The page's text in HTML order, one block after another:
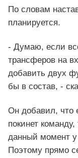
По словам
планируется.
- Думаю, если
трансферов на
добавить двух
бы в состав, -
Он добавил, что
покинет
данный момент у
Поэтому прямо